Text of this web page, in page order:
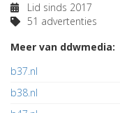
Lid sinds 2017
51 advertenties
Meer van ddwmedia:
b37.nl
b38.nl